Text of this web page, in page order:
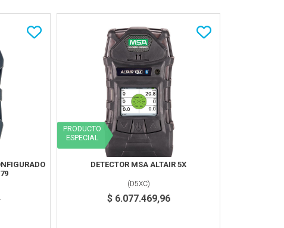
PRODUCTO
ESPECIAL
DETECTOR MSA ALTAIR 5X
(D5XC)
$ 6.077.469,96